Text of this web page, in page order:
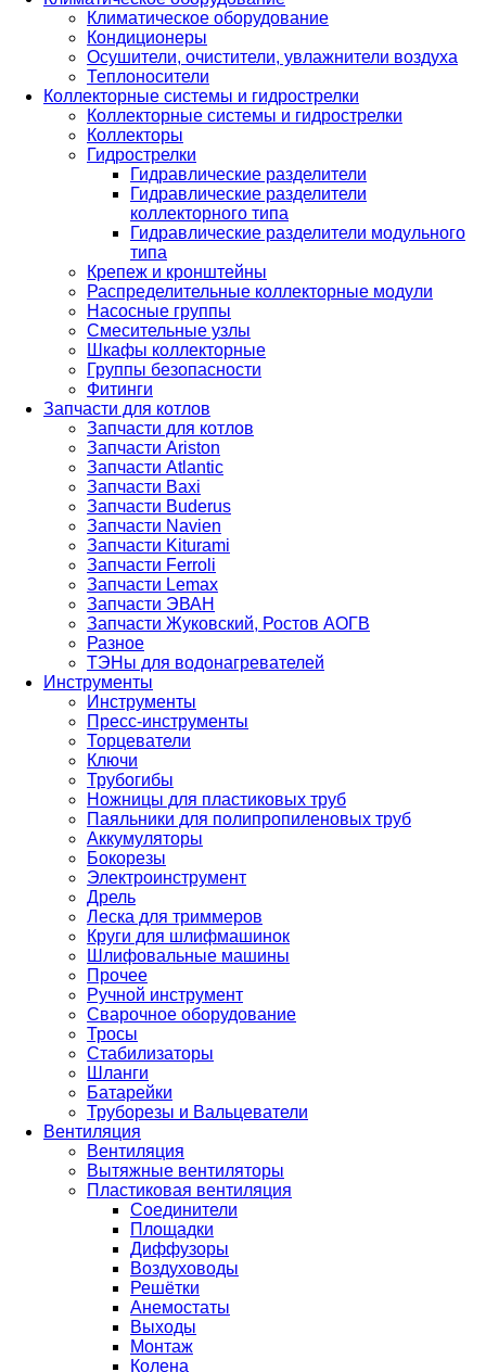
Климатическое оборудование
Кондиционеры
Осушители, очистители, увлажнители воздуха
Теплоносители
Коллекторные системы и гидрострелки
Коллекторные системы и гидрострелки
Коллекторы
Гидрострелки
Гидравлические разделители
Гидравлические разделители
коллекторного типа
Гидравлические разделители модульного
типа
Крепеж и кронштейны
Распределительные коллекторные модули
Насосные группы
Смесительные узлы
Шкафы коллекторные
Группы безопасности
Фитинги
Запчасти для котлов
Запчасти для котлов
Запчасти Ariston
Запчасти Atlantic
Запчасти Baxi
Запчасти Buderus
Запчасти Navien
Запчасти Kiturami
Запчасти Ferroli
Запчасти Lemax
Запчасти ЭВАН
Запчасти Жуковский, Ростов АОГВ
Разное
ТЭНы для водонагревателей
Инструменты
Инструменты
Пресс-инструменты
Торцеватели
Ключи
Трубогибы
Ножницы для пластиковых труб
Паяльники для полипропиленовых труб
Аккумуляторы
Бокорезы
Электроинструмент
Дрель
Леска для триммеров
Круги для шлифмашинок
Шлифовальные машины
Прочее
Ручной инструмент
Сварочное оборудование
Тросы
Стабилизаторы
Шланги
Батарейки
Труборезы и Вальцеватели
Вентиляция
Вентиляция
Вытяжные вентиляторы
Пластиковая вентиляция
Соединители
Площадки
Диффузоры
Воздуховоды
Решётки
Анемостаты
Выходы
Монтаж
Колена